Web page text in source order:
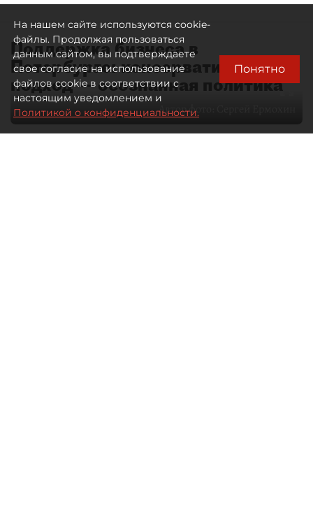
Поддержка бизнеса в
Петербурге: консервативный
подход — осознанная политика
Автор фото:
На нашем сайте используются cookie-
файлы. Продолжая пользоваться
данным сайтом, вы подтверждаете
свое согласие на использование
файлов cookie в соответствии с
настоящим уведомлением и
Политикой о конфиденциальности.
Понятно